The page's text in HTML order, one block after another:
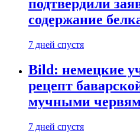
подтвердили
содержание
7 дней спустя
Bild: немецкие
рецепт
мучными
7 дней спустя